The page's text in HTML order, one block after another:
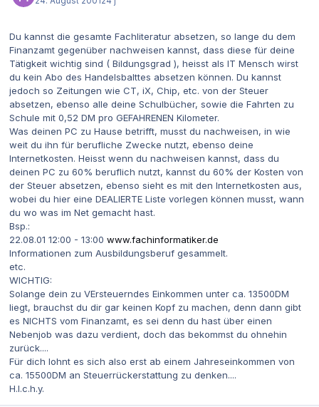
Du kannst die gesamte Fachliteratur absetzen, so lange du dem
Finanzamt gegenüber nachweisen kannst, dass diese für deine
Tätigkeit wichtig sind ( Bildungsgrad ), heisst als IT Mensch wirst
du kein Abo des Handelsbalttes absetzen können. Du kannst
jedoch so Zeitungen wie CT, iX, Chip, etc. von der Steuer
absetzen, ebenso alle deine Schulbücher, sowie die Fahrten zu
Schule mit 0,52 DM pro GEFAHRENEN Kilometer.
Was deinen PC zu Hause betrifft, musst du nachweisen, in wie
weit du ihn für berufliche Zwecke nutzt, ebenso deine
Internetkosten. Heisst wenn du nachweisen kannst, dass du
deinen PC zu 60% beruflich nutzt, kannst du 60% der Kosten von
der Steuer absetzen, ebenso sieht es mit den Internetkosten aus,
wobei du hier eine DEALIERTE Liste vorlegen können musst, wann
du wo was im Net gemacht hast.
Bsp.:
22.08.01 12:00 - 13:00 www.fachinformatiker.de
Informationen zum Ausbildungsberuf gesammelt.
etc.
WICHTIG:
Solange dein zu VErsteuerndes Einkommen unter ca. 13500DM
liegt, brauchst du dir gar keinen Kopf zu machen, denn dann gibt
es NICHTS vom Finanzamt, es sei denn du hast über einen
Nebenjob was dazu verdient, doch das bekommst du ohnehin
zurück....
Für dich lohnt es sich also erst ab einem Jahreseinkommen von
ca. 15500DM an Steuerrückerstattung zu denken....
H.I.c.h.y.